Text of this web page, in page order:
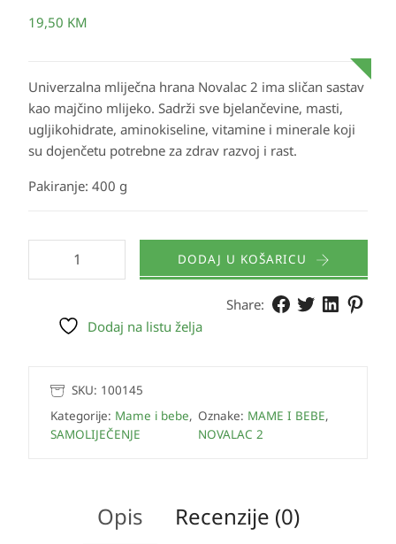
19,50 KM
Univerzalna mliječna hrana Novalac 2 ima sličan sastav
kao majčino mlijeko. Sadrži sve bjelančevine, masti,
ugljikohidrate, aminokiseline, vitamine i minerale koji
su dojenčetu potrebne za zdrav razvoj i rast.
Pakiranje: 400 g
DODAJ U KOŠARICU
Share:
Dodaj na listu želja
SKU: 100145
Kategorije: Mame i bebe,
SAMOLIJEČENJE
Oznake: MAME I BEBE,
NOVALAC 2
Opis Recenzije (0)